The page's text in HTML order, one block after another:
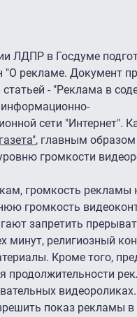
ЛДПР в Госдуме
"О рекламе. Документ
- "Реклама в
информационно-
сети "Интернет".
, главным образом
громкости
громкость рекламы
громкость
запретить
минут, религиозный
Кроме того,
продолжительности
показ рекламы в